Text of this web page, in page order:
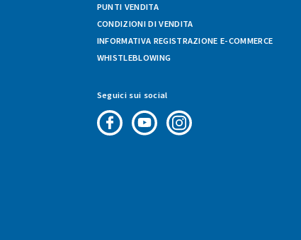
PUNTI VENDITA
CONDIZIONI DI VENDITA
INFORMATIVA REGISTRAZIONE E-COMMERCE
WHISTLEBLOWING
Seguici sui social